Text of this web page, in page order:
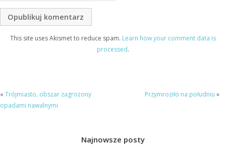
This site uses Akismet to reduce spam. Learn how your comment data is
processed.
« Trójmiasto, obszar zagrożony
opadami nawalnymi
Przymroziło na południu »
Najnowsze posty